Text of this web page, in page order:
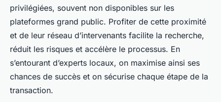
privilégiées, souvent non disponibles sur les
plateformes grand public. Profiter de cette proximité
et de leur réseau d’intervenants facilite la recherche,
réduit les risques et accélère le processus. En
s’entourant d’experts locaux, on maximise ainsi ses
chances de succès et on sécurise chaque étape de la
transaction.